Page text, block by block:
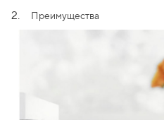
2. Преимущества